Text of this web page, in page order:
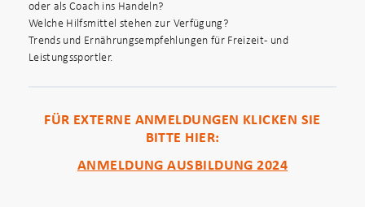
oder als Coach ins Handeln?
Welche Hilfsmittel stehen zur Verfügung?
Trends und Ernährungsempfehlungen für Freizeit- und
Leistungssportler.
FÜR EXTERNE ANMELDUNGEN KLICKEN SIE
BITTE HIER:
ANMELDUNG AUSBILDUNG 2024